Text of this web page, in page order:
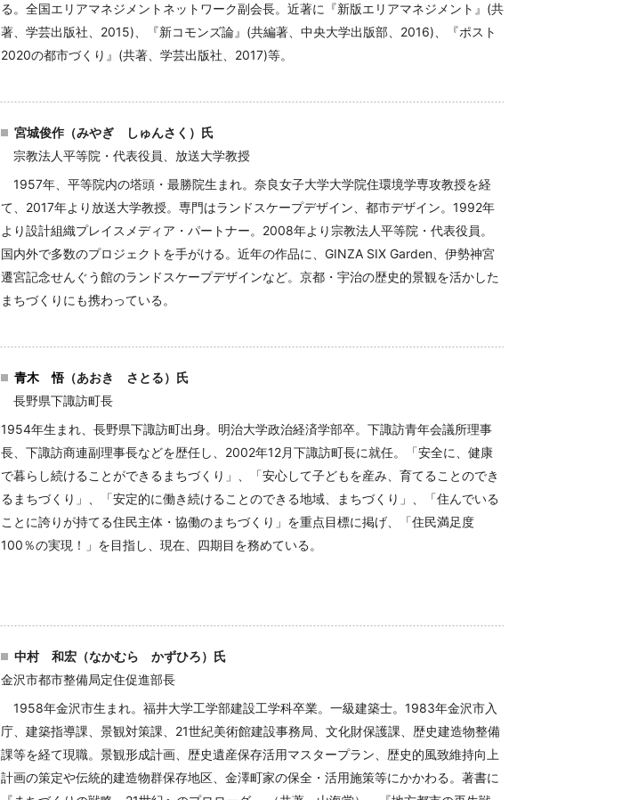
る。全国エリアマネジメントネットワーク副会長。近著に『新版エリアマネジメント』(共
著、学芸出版社、2015)、『新コモンズ論』(共編著、中央大学出版部、2016)、『ポスト
2020の都市づくり』(共著、学芸出版社、2017)等。
宮城俊作（みやぎ しゅんさく）氏
宗教法人平等院・代表役員、放送大学教授
1957年、平等院内の塔頭・最勝院生まれ。奈良女子大学大学院住環境学専攻教授を経
て、2017年より放送大学教授。専門はランドスケープデザイン、都市デザイン。1992年
より設計組織プレイスメディア・パートナー。2008年より宗教法人平等院・代表役員。
国内外で多数のプロジェクトを手がける。近年の作品に、GINZA SIX Garden、伊勢神宮
遷宮記念せんぐう館のランドスケープデザインなど。京都・宇治の歴史的景観を活かした
まちづくりにも携わっている。
青木 悟（あおき さとる）氏
長野県下諏訪町長
1954年生まれ、長野県下諏訪町出身。明治大学政治経済学部卒。下諏訪青年会議所理事
長、下諏訪商連副理事長などを歴任し、2002年12月下諏訪町長に就任。「安全に、健康
で暮らし続けることができるまちづくり」、「安心して子どもを産み、育てることのでき
るまちづくり」、「安定的に働き続けることのできる地域、まちづくり」、「住んでいる
ことに誇りが持てる住民主体・協働のまちづくり」を重点目標に掲げ、「住民満足度
100％の実現！」を目指し、現在、四期目を務めている。
中村 和宏（なかむら かずひろ）氏
金沢市都市整備局定住促進部長
1958年金沢市生まれ。福井大学工学部建設工学科卒業。一級建築士。1983年金沢市入
庁、建築指導課、景観対策課、21世紀美術館建設事務局、文化財保護課、歴史建造物整備
課等を経て現職。景観形成計画、歴史遺産保存活用マスタープラン、歴史的風致維持向上
計画の策定や伝統的建造物群保存地区、金澤町家の保全・活用施策等にかかわる。著書に